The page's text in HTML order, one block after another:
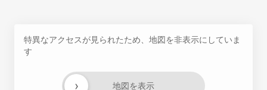
特異なアクセスが見られたため、地図を非表示にしていま
す
地図を表示
›